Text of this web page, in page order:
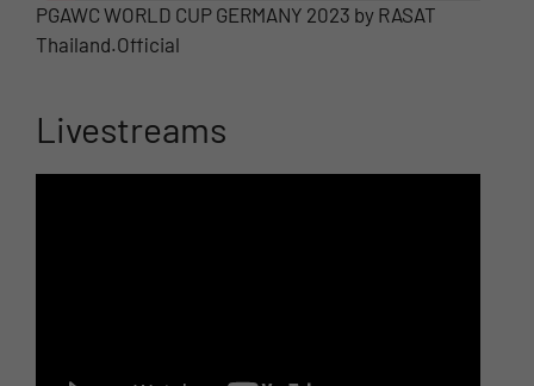
PGAWC WORLD CUP GERMANY 2023 by RASAT
Thailand.Official
Livestreams